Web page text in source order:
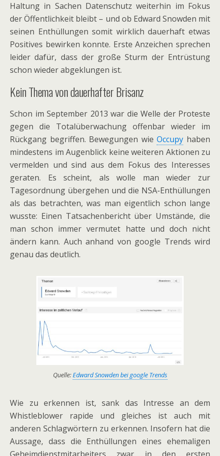
Haltung in Sachen Datenschutz weiterhin im Fokus
der Öffentlichkeit bleibt – und ob Edward Snowden mit
seinen Enthüllungen somit wirklich dauerhaft etwas
Positives bewirken konnte. Erste Anzeichen sprechen
leider dafür, dass der große Sturm der Entrüstung
schon wieder abgeklungen ist.
Kein Thema von dauerhafter Brisanz
Schon im September 2013 war die Welle der Proteste
gegen die Totalüberwachung offenbar wieder im
Rückgang begriffen. Bewegungen wieOccupy haben
mindestens im Augenblick keine weiteren Aktionen zu
vermelden und sind aus dem Fokus des Interesses
geraten. Es scheint, als wolle man wieder zur
Tagesordnung übergehen und die NSA-Enthüllungen
als das betrachten, was man eigentlich schon lange
wusste: Einen Tatsachenbericht über Umstände, die
man schon immer vermutet hatte und doch nicht
ändern kann. Auch anhand von google Trends wird
genau das deutlich.
Quelle:Edward Snowden bei google Trends
Wie zu erkennen ist, sank das Intresse an dem
Whistleblower rapide und gleiches ist auch mit
anderen Schlagwörtern zu erkennen. Insofern hat die
Aussage, dass die Enthüllungen eines ehemaligen